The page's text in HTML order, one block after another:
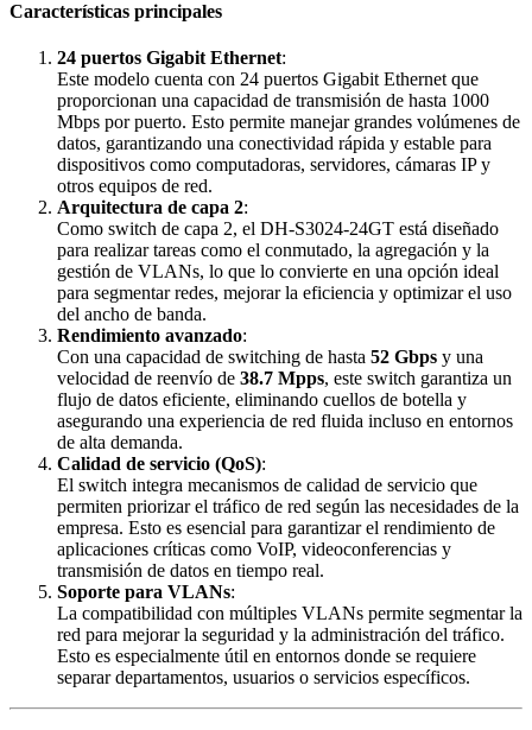
Características principales
24 puertos Gigabit Ethernet:
Este modelo cuenta con 24 puertos Gigabit Ethernet que
proporcionan una capacidad de transmisión de hasta 1000
Mbps por puerto. Esto permite manejar grandes volúmenes de
datos, garantizando una conectividad rápida y estable para
dispositivos como computadoras, servidores, cámaras IP y
otros equipos de red.
Arquitectura de capa 2:
Como switch de capa 2, el DH-S3024-24GT está diseñado
para realizar tareas como el conmutado, la agregación y la
gestión de VLANs, lo que lo convierte en una opción ideal
para segmentar redes, mejorar la eficiencia y optimizar el uso
del ancho de banda.
Rendimiento avanzado:
Con una capacidad de switching de hasta 52 Gbps y una
velocidad de reenvío de 38.7 Mpps, este switch garantiza un
flujo de datos eficiente, eliminando cuellos de botella y
asegurando una experiencia de red fluida incluso en entornos
de alta demanda.
Calidad de servicio (QoS):
El switch integra mecanismos de calidad de servicio que
permiten priorizar el tráfico de red según las necesidades de la
empresa. Esto es esencial para garantizar el rendimiento de
aplicaciones críticas como VoIP, videoconferencias y
transmisión de datos en tiempo real.
Soporte para VLANs:
La compatibilidad con múltiples VLANs permite segmentar la
red para mejorar la seguridad y la administración del tráfico.
Esto es especialmente útil en entornos donde se requiere
separar departamentos, usuarios o servicios específicos.